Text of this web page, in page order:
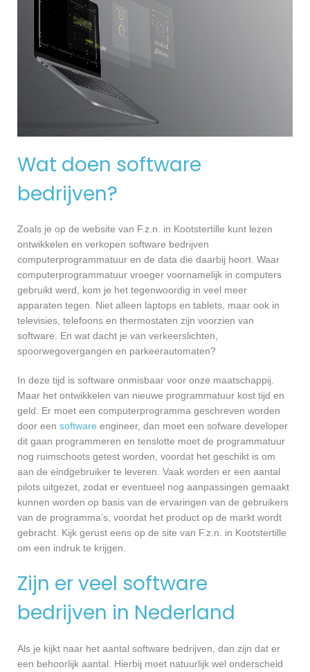
Wat doen software
bedrijven?
Zoals je op de website van F.z.n. in Kootstertille kunt lezen
ontwikkelen en verkopen software bedrijven
computerprogrammatuur en de data die daarbij hoort. Waar
computerprogrammatuur vroeger voornamelijk in computers
gebruikt werd, kom je het tegenwoordig in veel meer
apparaten tegen. Niet alleen laptops en tablets, maar ook in
televisies, telefoons en thermostaten zijn voorzien van
software. En wat dacht je van verkeerslichten,
spoorwegovergangen en parkeerautomaten?
In deze tijd is software onmisbaar voor onze maatschappij.
Maar het ontwikkelen van nieuwe programmatuur kost tijd en
geld. Er moet een computerprogramma geschreven worden
door een software engineer, dan moet een sofware developer
dit gaan programmeren en tenslotte moet de programmatuur
nog ruimschoots getest worden, voordat het geschikt is om
aan de eindgebruiker te leveren. Vaak worden er een aantal
pilots uitgezet, zodat er eventueel nog aanpassingen gemaakt
kunnen worden op basis van de ervaringen van de gebruikers
van de programma’s, voordat het product op de markt wordt
gebracht. Kijk gerust eens op de site van F.z.n. in Kootstertille
om een indruk te krijgen.
Zijn er veel software
bedrijven in Nederland
Als je kijkt naar het aantal software bedrijven, dan zijn dat er
een behoorlijk aantal. Hierbij moet natuurlijk wel onderscheid